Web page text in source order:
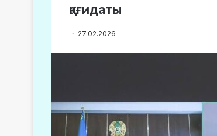
қағидаты
27.02.2026